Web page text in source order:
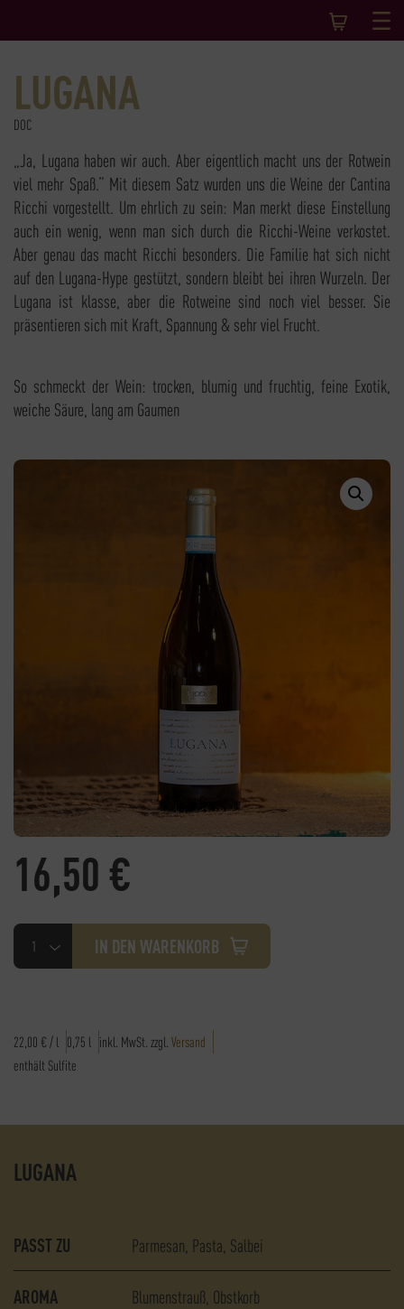
LUGANA
DOC
„Ja, Lugana haben wir auch. Aber eigentlich macht uns der Rotwein
viel mehr Spaß.“ Mit diesem Satz wurden uns die Weine der Cantina
Ricchi vorgestellt. Um ehrlich zu sein: Man merkt diese Einstellung
auch ein wenig, wenn man sich durch die Ricchi-Weine verkostet.
Aber genau das macht Ricchi besonders. Die Familie hat sich nicht
auf den Lugana-Hype gestützt, sondern bleibt bei ihren Wurzeln. Der
Lugana ist klasse, aber die Rotweine sind noch viel besser. Sie
präsentieren sich mit Kraft, Spannung & sehr viel Frucht.
So schmeckt der Wein: trocken, blumig und fruchtig, feine Exotik,
weiche Säure, lang am Gaumen
Lugana
Menge
IN DEN WARENKORB
16,50€
22,00 € /l 0,75 l inkl. MwSt. zzgl. Versand
enthält Sulfite
LUGANA
PASST ZU Parmesan Pasta Salbei
AROMA Blumenstrauß Obstkorb